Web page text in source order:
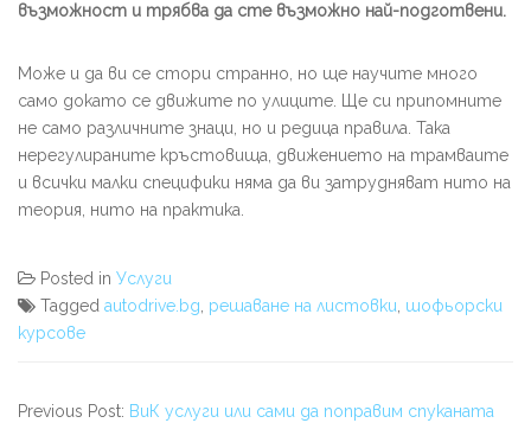
възможност и трябва да сте възможно най-подготвени.
Може и да ви се стори странно, но ще научите много
само докато се движите по улиците. Ще си припомните
не само различните знаци, но и редица правила. Така
нерегулираните кръстовища, движението на трамваите
и всички малки специфики няма да ви затрудняват нито на
теория, нито на практика.
Posted in Услуги
Tagged autodrive.bg, решаване на листовки, шофьорски
курсове
Previous Post: ВиК услуги или сами да поправим спуканата